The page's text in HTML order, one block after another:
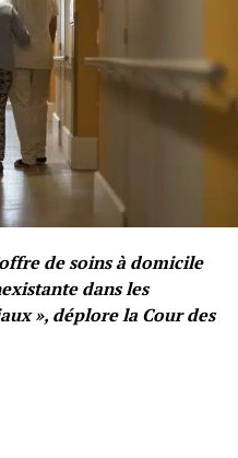
de soins à domicile
dans les
», déplore la Cour des